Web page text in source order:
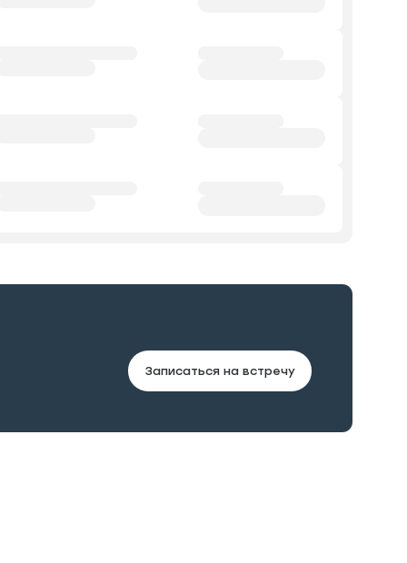
Записаться на встречу